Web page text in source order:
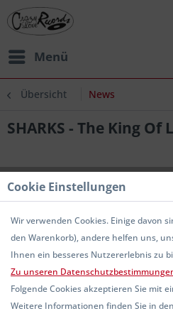
Menü
Übersicht News
SHARKS - The King
Cookie Einstellungen
Wir verwenden Cookies. Einige davon
den Warenkorb), andere helfen uns,
Ihnen ein besseres Nutzererlebnis zu
Zu unseren
Folgende Cookies akzeptieren Sie mit
Weitere Informationen finden Sie in